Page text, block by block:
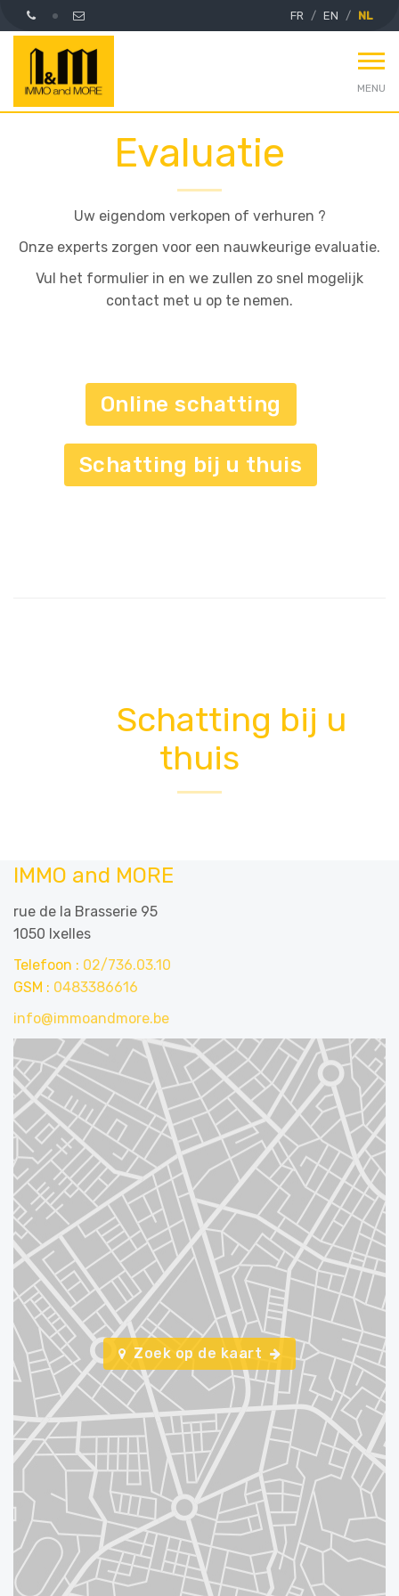
FR EN NL
MENU
Evaluatie
Uw eigendom verkopen of verhuren ?
Onze experts zorgen voor een nauwkeurige evaluatie.
Vul het formulier in en we zullen zo snel mogelijk
contact met u op te nemen.
Online schatting
Schatting bij u thuis
Schatting bij u
thuis
IMMO and MORE
rue de la Brasserie 95
1050 Ixelles
Telefoon : 02/736.03.10
GSM : 0483386616
info@immoandmore.be
Zoek op de kaart